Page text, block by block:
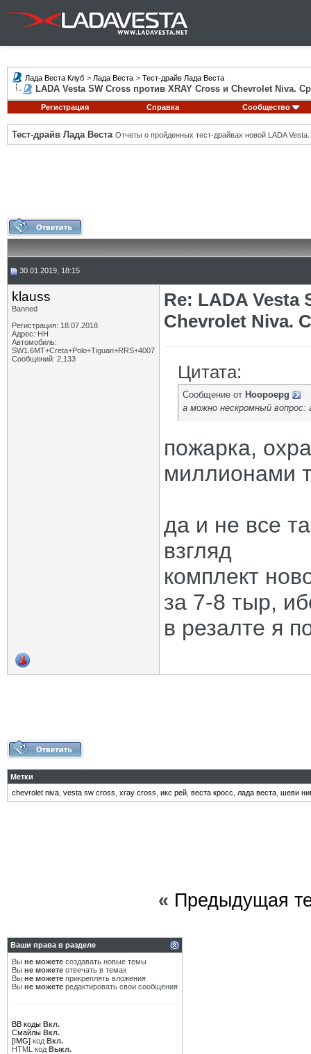
Лада Веста Клуб > Лада Веста > Тест-драйв Лада Веста
LADA Vesta SW Cross против XRAY Cross и Chevrolet Niva.
Регистрация Справка Сообщество
Тест-драйв Лада Веста Отчеты о пройденных тест-драйвах новой LADA Vesta.
30.01.2019, 18:15
klauss
Banned
Регистрация: 18.07.2018
Адрес: НН
Автомобиль:
SW1.6МТ+Creta+Polo+Tiguan+RRS+4007
Сообщений: 2,133
Re: LADA Vesta
Chevrolet Niva.
Цитата:
Сообщение от Hoopoepg
а можно нескромный
пожарка,
миллионами
да и не все
взгляд
комплект
за 7-8 тыр,
в резалте я
Метки
chevrolet niva vesta sw cross xray cross икс рей веста кросс лада веста шеви
« Предыдущая
Ваши права в разделе
Вы не можете создавать новые темы
Вы не можете отвечать в темах
Вы не можете прикреплять вложения
Вы не можете редактировать свои сообщения
BB коды Вкл.
Смайлы Вкл.
[IMG] код Вкл.
HTML код Выкл.